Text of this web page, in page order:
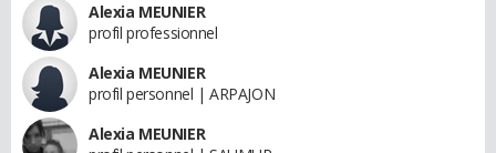
Alexia MEUNIER
profil professionnel
Alexia MEUNIER
profil personnel | ARPAJON
Alexia MEUNIER